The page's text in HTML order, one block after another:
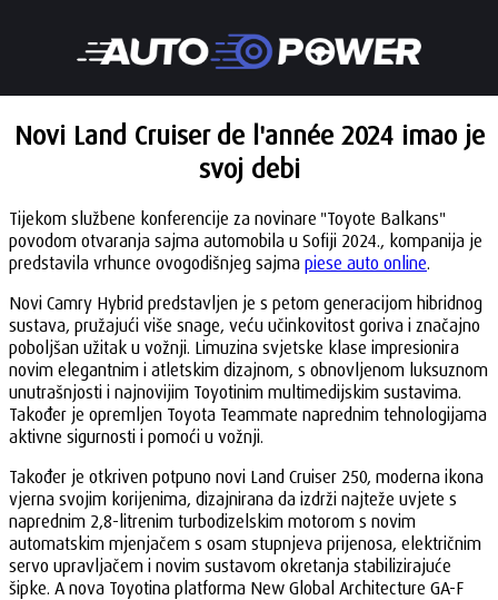
Novi Land Cruiser de l'année 2024 imao je
svoj debi
Tijekom službene konferencije za novinare "Toyote Balkans"
povodom otvaranja sajma automobila u Sofiji 2024., kompanija je
predstavila vrhunce ovogodišnjeg sajma piese auto online.
Novi Camry Hybrid predstavljen je s petom generacijom hibridnog
sustava, pružajući više snage, veću učinkovitost goriva i značajno
poboljšan užitak u vožnji. Limuzina svjetske klase impresionira
novim elegantnim i atletskim dizajnom, s obnovljenom luksuznom
unutrašnjosti i najnovijim Toyotinim multimedijskim sustavima.
Također je opremljen Toyota Teammate naprednim tehnologijama
aktivne sigurnosti i pomoći u vožnji.
Također je otkriven potpuno novi Land Cruiser 250, moderna ikona
vjerna svojim korijenima, dizajnirana da izdrži najteže uvjete s
naprednim 2,8-litrenim turbodizelskim motorom s novim
automatskim mjenjačem s osam stupnjeva prijenosa, električnim
servo upravljačem i novim sustavom okretanja stabilizirajuće
šipke. A nova Toyotina platforma New Global Architecture GA-F